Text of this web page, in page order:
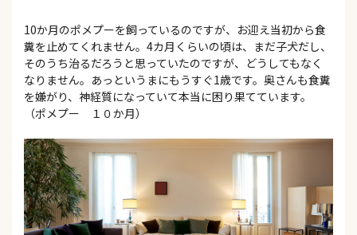
10か月のポメプーを飼っているのですが、お迎え当初から食
糞を止めてくれません。4カ月くらいの頃は、まだ子犬だし、
そのうち治るだろうと思っていたのですが、どうしてもなく
なりません。あっというまにもうすぐ1歳です。奥さんも食糞
を嫌がり、神経質になっていて本当に困り果てています。
（ポメプー １０か月）